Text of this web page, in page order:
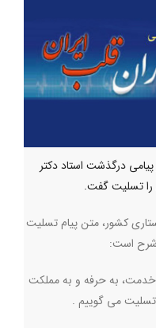
درگذشت استاد دکتر
را تسلیت گفت.
کشور، متن پیام تسلیت
شرح است:
به حرفه و به مملکت
تسلیت می گوییم .